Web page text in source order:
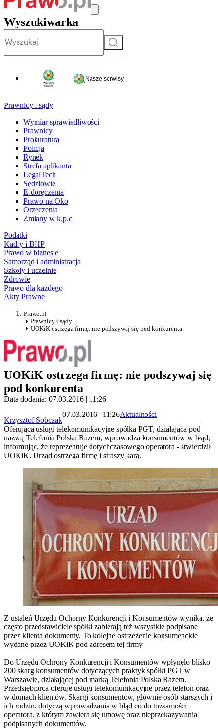
Wyszukiwarka
Szukaj
Nasze serwisy
Prawnicy i sądy
Wymiar sprawiedliwości
Prawnicy
Prokuratura
Policja
Rynek
Strefa aplikanta
LegalTech
Sędziowie
E-doręczenia
Prawo na Oko
Orzeczenia
Zmiany w k.p.c.
Podatki
Kadry i BHP
Prawo w biznesie
Samorząd i administracja
Szkoły i uczelnie
Zdrowie
Prawo dla każdego
Akty Prawne
Prawo.pl
Prawnicy i sądy
UOKiK ostrzega firmę: nie podszywaj się pod konkurenta
UOKiK ostrzega firmę: nie podszywaj się
pod konkurenta
Data dodania: 07.03.2016 | 11:26
Krzysztof Sobczak
07.03.2016 | 11:26Aktualności
Oferująca usługi telekomunikacyjne spółka PGT, działająca pod
nazwą Telefonia Polska Razem, wprowadza konsumentów w błąd,
informując, że reprezentuje dotychczasowego operatora - stwierdził
UOKiK. Urząd ostrzega firmę i straszy karą.
Z ustaleń Urzędu Ochorny Konkurencji i Konsumentów wynika, że
często przedstawiciele spółki zabierają też wszystkie podpisane
przez klienta dokumenty. To kolejne ostrzeżenie konsumenckie
wydane przez UOKiK pod adresem tej firmy
Do Urzędu Ochrony Konkurencji i Konsumentów wpłynęło blisko
200 skarg konsumentów dotyczących praktyk spółki PGT w
Warszawie, działającej pod marką Telefonia Polska Razem.
Przedsiębiorca oferuje usługi telekomunikacyjne przez telefon oraz
w domach klientów. Skargi konsumentów, głównie osób starszych i
ich rodzin, dotyczą wprowadzania w błąd co do tożsamości
operatora, z którym zawiera się umowę oraz nieprzekazywania
podpisanych dokumentów.